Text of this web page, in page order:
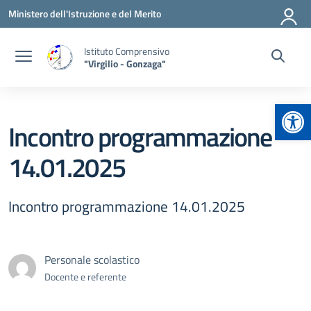
Vai ai contenuti
Vai al menu di navigazione
Vai al footer
Ministero dell'Istruzione e del Merito
Istituto Comprensivo
"Virgilio - Gonzaga"
Incontro programmazione
14.01.2025
Incontro programmazione 14.01.2025
Personale scolastico
Docente e referente